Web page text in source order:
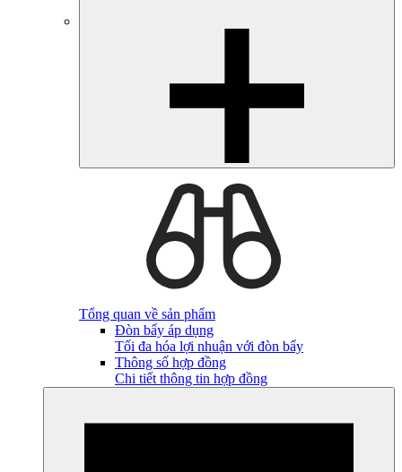
Tổng quan về sản phẩm
Đòn bẩy áp dụng
Tối đa hóa lợi nhuận với đòn bẩy
Thông số hợp đồng
Chi tiết thông tin hợp đồng